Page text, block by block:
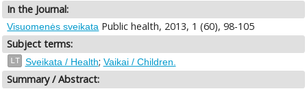
In the Journal:
Visuomenės sveikata Public health, 2013, 1 (60), 98-105
Subject terms:
LT Sveikata / Health; Vaikai / Children.
Summary / Abstract: